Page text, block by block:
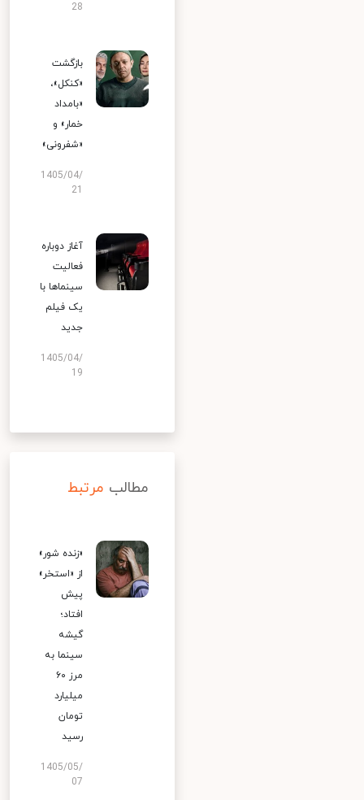
28
بازگشت
«کنکل»،
«بامداد
خمار» و
«شفرونی»
1405/04/
آغاز دوباره
فعالیت
سینماها با
یک فیلم
جدید
1405/04/
19
مطالب مرتبط
«زنده شور»
از «استخر»
پیش
افتاد؛
گیشه
سینما به
مرز ۶۰
میلیارد
تومان
رسید
1405/05/
07